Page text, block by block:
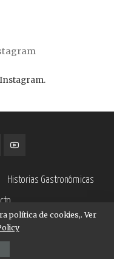
Historias Gastronómicas
originales de cocina
política de cookies,. Ver